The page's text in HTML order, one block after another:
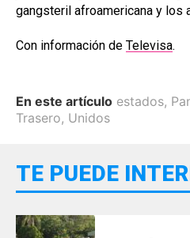
gangsteril afroamericana y los
Con información de Televisa.
En este artículo estados,
Trasero, Unidos
TE PUEDE